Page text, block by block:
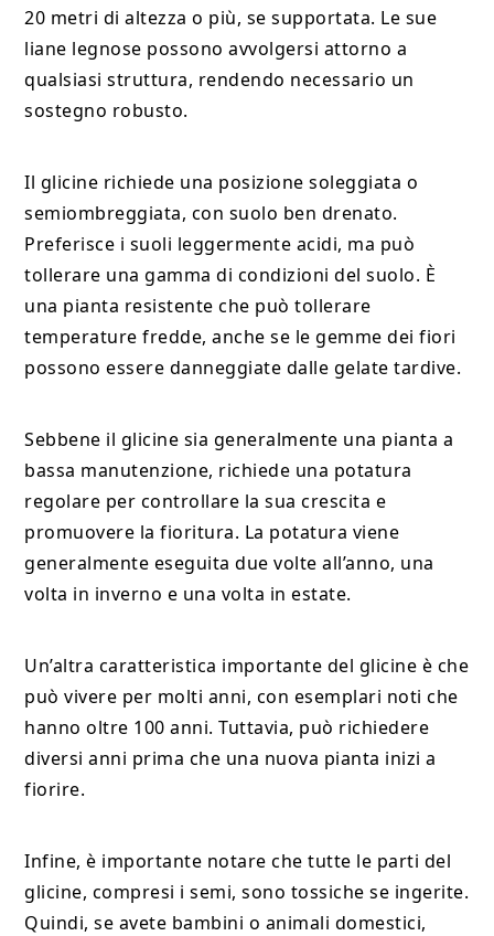
20 metri di altezza o più, se supportata. Le sue
liane legnose possono avvolgersi attorno a
qualsiasi struttura, rendendo necessario un
sostegno robusto.
Il glicine richiede una posizione soleggiata o
semiombreggiata, con suolo ben drenato.
Preferisce i suoli leggermente acidi, ma può
tollerare una gamma di condizioni del suolo. È
una pianta resistente che può tollerare
temperature fredde, anche se le gemme dei fiori
possono essere danneggiate dalle gelate tardive.
Sebbene il glicine sia generalmente una pianta a
bassa manutenzione, richiede una potatura
regolare per controllare la sua crescita e
promuovere la fioritura. La potatura viene
generalmente eseguita due volte all’anno, una
volta in inverno e una volta in estate.
Un’altra caratteristica importante del glicine è che
può vivere per molti anni, con esemplari noti che
hanno oltre 100 anni. Tuttavia, può richiedere
diversi anni prima che una nuova pianta inizi a
fiorire.
Infine, è importante notare che tutte le parti del
glicine, compresi i semi, sono tossiche se ingerite.
Quindi, se avete bambini o animali domestici,